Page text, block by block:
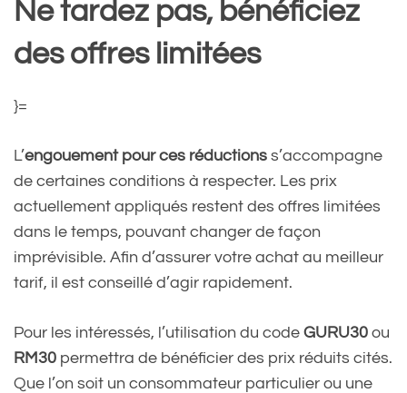
Ne tardez pas, bénéficiez
des offres limitées
}=
L’engouement pour ces réductions s’accompagne
de certaines conditions à respecter. Les prix
actuellement appliqués restent des offres limitées
dans le temps, pouvant changer de façon
imprévisible. Afin d’assurer votre achat au meilleur
tarif, il est conseillé d’agir rapidement.
Pour les intéressés, l’utilisation du code GURU30 ou
RM30 permettra de bénéficier des prix réduits cités.
Que l’on soit un consommateur particulier ou une